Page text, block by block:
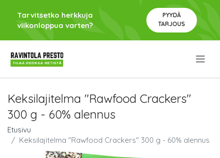
Tarvitsetko herkkuja
viikonloppua varten?
PYYDÄ
TARJOUS
Keksilajitelma "Rawfood Crackers"
300 g - 60% alennus
Etusivu
Keksilajitelma "Rawfood Crackers" 300 g - 60% alennus